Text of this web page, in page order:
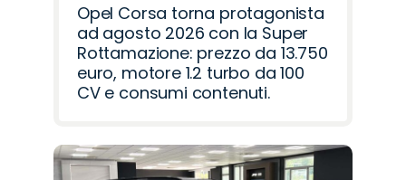
Opel Corsa torna protagonista
ad agosto 2026 con la Super
Rottamazione: prezzo da 13.750
euro, motore 1.2 turbo da 100
CV e consumi contenuti.